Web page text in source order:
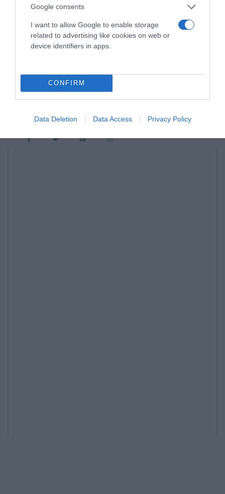
Google consents
I want to allow Google to enable storage
related to advertising like cookies on web or
device identifiers in apps.
CONFIRM
Data Deletion Data Access Privacy Policy
Social